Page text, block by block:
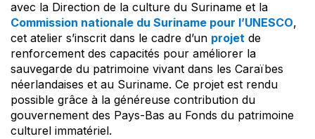
avec la Direction de la culture du Suriname et la
Commission nationale du Suriname pour l’UNESCO,
cet atelier s’inscrit dans le cadre d’un projet de
renforcement des capacités pour améliorer la
sauvegarde du patrimoine vivant dans les Caraïbes
néerlandaises et au Suriname. Ce projet est rendu
possible grâce à la généreuse contribution du
gouvernement des Pays-Bas au Fonds du patrimoine
culturel immatériel.